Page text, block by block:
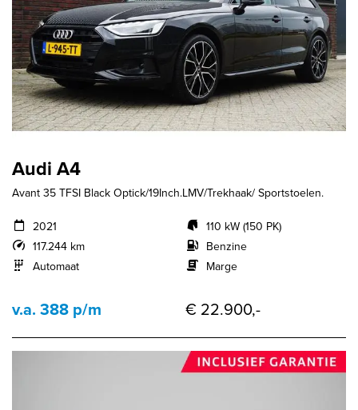
Audi A4
Avant 35 TFSI Black Optick/19Inch.LMV/Trekhaak/ Sportstoelen.
2021
117.244 km
Automaat
110 kW (150 PK)
Benzine
Marge
v.a. 388 p/m € 22.900,-